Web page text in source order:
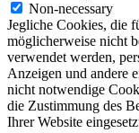
Non-necessary
Jegliche Cookies, die
möglicherweise nicht
verwendet werden,
Anzeigen und andere
nicht notwendige
die Zustimmung des
Ihrer Website